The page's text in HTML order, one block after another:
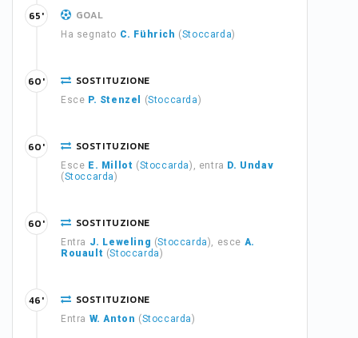
GOAL
Ha segnato C. Führich (Stoccarda)
65'
SOSTITUZIONE
Esce P. Stenzel (Stoccarda)
60'
SOSTITUZIONE
Esce E. Millot (Stoccarda), entra D. Undav
(Stoccarda)
60'
SOSTITUZIONE
Entra J. Leweling (Stoccarda), esce A.
Rouault (Stoccarda)
60'
SOSTITUZIONE
Entra W. Anton (Stoccarda)
46'